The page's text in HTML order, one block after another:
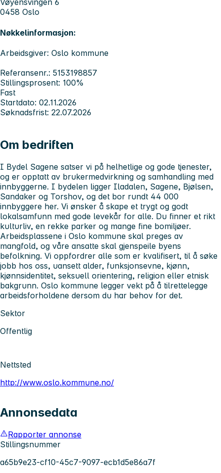
Vøyensvingen 6
0458 Oslo
Nøkkelinformasjon:
Arbeidsgiver: Oslo kommune
Referansenr.: 5153198857
Stillingsprosent: 100%
Fast
Startdato: 02.11.2026
Søknadsfrist: 22.07.2026
Om bedriften
I Bydel Sagene satser vi på helhetlige og gode tjenester,
og er opptatt av brukermedvirkning og samhandling med
innbyggerne. I bydelen ligger Iladalen, Sagene, Bjølsen,
Sandaker og Torshov, og det bor rundt 44 000
innbyggere her. Vi ønsker å skape et trygt og godt
lokalsamfunn med gode levekår for alle. Du finner et rikt
kulturliv, en rekke parker og mange fine bomiljøer.
Arbeidsplassene i Oslo kommune skal preges av
mangfold, og våre ansatte skal gjenspeile byens
befolkning. Vi oppfordrer alle som er kvalifisert, til å søke
jobb hos oss, uansett alder, funksjonsevne, kjønn,
kjønnsidentitet, seksuell orientering, religion eller etnisk
bakgrunn. Oslo kommune legger vekt på å tilrettelegge
arbeidsforholdene dersom du har behov for det.
Sektor
Offentlig
Nettsted
http://www.oslo.kommune.no/
Annonsedata
Rapporter annonse
Stillingsnummer
a65b9e23-cf10-45c7-9097-ecb1d5e86a7f